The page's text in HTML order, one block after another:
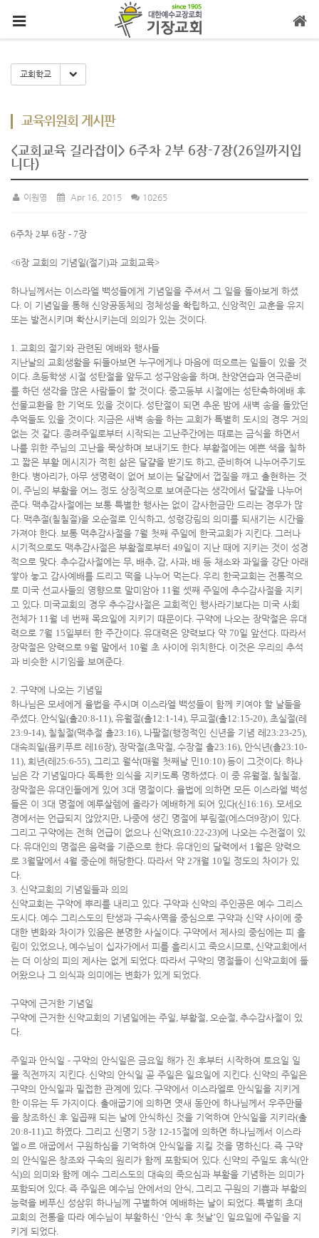
교회학교 Toggle Dropdown
교육위원회 게시판
<교회교육 길라잡이> 6주차 2부 6장-7장(26일까지입
니다)
이원영 Apr 16, 2015 10265
6주차 2부 6장 - 7장
<6장 교회의 기념일(절기 )과 교회교육>
하나님께서는 이스라엘 백성들에게 기념일을 주셔서 그 일을 돌아보게 하셨
다. 이 기념일을 통해 신앙공동체의 정체성을 확립하고, 신앙적인 교훈을 유지
또는 발전시키며 확산시키는데 의의가 있는 것이다.
1. 교회의 절기와 관련된 예배와 행사들
지난날의 교회생활을 뒤돌아보면 누구에게나 마음에 떠오르는 일들이 있을 것
이다. 초등학생 시절 성탄절을 앞두고 성구암송을 하며 , 찬양연습과 연극준비
를 하던 생각을 많은 사람들이 할 것이다. 중고등부 시절에는 성탄축하예배 후
선물교환을 한 기억도 있을 것이다. 성탄절이 되면 추운 밤에 새벽 송을 돌았던
추억들도 있을 것이다. 지금은 새벽 송을 하는 교회가 특별히 도시의 경우 거의
없는 것 같다. 종려주일로부터 시작되는 고난주간에는 때로는 금식을 하면서
나를 위한 주님의 고난을 묵상하며 보내기도 한다. 부활절에는 예쁜 색을 칠하
고 짧은 부활 메시지가 적힌 삶은 달걀을 받기도 하고, 준비하여 나누어주기도
한다. 병아리가, 아무 생명력이 없어 보이는 달걀에서 껍질을 깨고 출현하는 것
이 , 주님의 부활을 어느 정도 상징적으로 보여준다는 생각에서 달걀을 나누어
준다. 맥추감사절에는 보통 특별한 행사는 없이 감사헌금만 드리는 경우가 많
다. 맥추절(칠칠절)을 오순절로 인식하고, 성령강림의 의미를 되새기는 시간을
가져야 한다. 보통 맥추감사절을 7월 첫째 주일에 한국교회가 지킨다. 그러나
시기적으로도 맥추감사절은 부활절로부터 49일이 지난 때에 지키는 것이 성경
적으로 맞다. 추수감사절에는 무, 배추, 감, 사과, 배 등 채소와 과일을 강단 아래
쌓아 놓고 감사예배를 드리고 떡을 나누어 먹는다. 우리 한국교회는 전통적으
로 미국 선교사들의 영향으로 말미암아 11월 셋째 주일에 추수감사절을 지키
고 있다. 미국교회의 경우 추수감사절은 교회적인 행사라기보다는 미국 사회
전체가 11월 네 번째 목요일에 지키기 때문이다. 구약에 나오는 장막절은 유대
력으로 7월 15일부터 한 주간이다. 유대력은 양력보다 약 70일 앞선다. 따라서
장막절은 양력으로 9월 말에서 10월 초 사이에 위치한다. 이것은 우리의 추석
과 비슷한 시기임을 보여준다.
2. 구약에 나오는 기념일
하나님은 모세에게 율법을 주시며 이스라엘 백성들이 함께 키여야 할 날들을
주셨다. 안식일(출20:8-11), 유월절(출12:1-14), 무교절(출12:15-20), 초실절(레
23:9-14), 칠칠절(맥추절 출23:16), 나팔절(행정적인 신년을 기념 레 23:23-25),
대속죄일(욤키푸르 레 16장), 장막절(초막절, 수장절 출23:16), 안식년(출23:10-
11), 희년(레 25:6-55), 그리고 월삭(매월 첫째날 민10:10) 등이 그것이다. 하나
님은 각 기념일마다 독특한 의식을 지키도록 명하셨다. 이 중 유월절, 칠칠절,
장막절은 유대인들에게 있어 3대 명절이다. 율법에 의하면 모든 이스라엘 백성
들은 이 3대 명절에 예루살렘에 올라가 예배하게 되어 있다(신16:16). 모세오
경에서는 언급되지 않았지만, 나중에 생긴 명절에 부림절(에스더9장)이 있다.
그리고 구약에는 전혀 언급이 없으나 신약(요10:22-23)에 나오는 수전절이 있
다. 유대인의 명절은 음력을 기준으로 한다. 유대인의 달력에서 1월은 양력으
로 3월말에서 4월 중순에 해당한다. 따라서 약 2개월 10일 정도의 차이가 있
다.
3. 신약교회의 기념일들과 의의
신약교회는 구약에 뿌리를 내리고 있다. 구약과 신약의 주인공은 예수 그리스
도시다. 예수 그리스도의 탄생과 구속사역을 중심으로 구약과 신약 사이에 중
대한 변화와 차이가 있음은 분명한 사실이다. 구약에서 제사의 중심에는 피 흘
림이 있었으나, 예수님이 십자가에서 피를 흘리시고 죽으시므로, 신약교회에서
는 더 이상의 피의 제사는 없게 되었다. 따라서 구약의 명절들이 신약교회에 들
어왔으나 그 의식과 의미에는 변화가 있게 되었다.
구약에 근거한 기념일
구약에 근거한 신약교회의 기념일에는 주일, 부활절, 오순절, 추수감사절이 있
다.
주일과 안식일 - 구약의 안식일은 금요일 해가 진 후부터 시작하여 토요일 일
몰 직전까지 지킨다. 신약의 안식일 곧 주일은 일요일에 지킨다. 신약의 주일은
구약의 안식일과 밀접한 관계에 있다. 구약에서 이스라엘로 안식일을 지키게
한 이유는 두 가지이다. 출애굽기에 의하면 엿새 동안에 하나님께서 우주만물
을 창조하신 후 일곱째 되는 날에 안식하신 것을 기억하여 안식일을 지키라(출
20:8-11)고 하였다. 그리고 신명기 5장 12-15절에 의하면 하나님께서 이스라
엘 ㅇ르 애굽에서 구원하심을 기억하여 안식일을 지킬 것을 명하신다. 즉 구약
의 안식일은 창조와 구속의 원리가 함께 포함되어 있다. 신약의 주일도 휴식(안
식)의 의미와 함께 예수 그리스도의 대속의 죽으심과 부활을 기념하는 의미가
포함되어 있다. 즉 주일은 예수님 안에서의 안식, 그리고 구원의 기쁨과 부활의
능력을 베푸신 성삼위 하나님께 구별하여 예배하는 날이 되었다. 특별히 초대
교회의 전통을 따라 예수님이 부활하신 ‘안식 후 첫날’인 일요일에 주일을 지
키게 되었다.